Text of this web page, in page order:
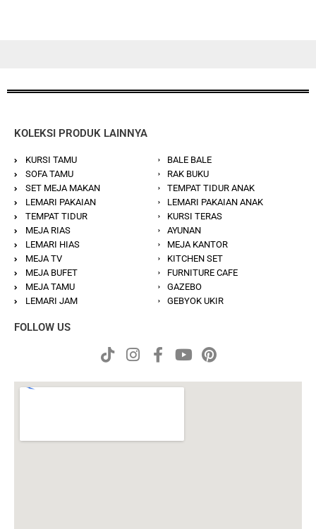
KOLEKSI PRODUK LAINNYA
KURSI TAMU
SOFA TAMU
SET MEJA MAKAN
LEMARI PAKAIAN
TEMPAT TIDUR
MEJA RIAS
LEMARI HIAS
MEJA TV
MEJA BUFET
MEJA TAMU
LEMARI JAM
BALE BALE
RAK BUKU
TEMPAT TIDUR ANAK
LEMARI PAKAIAN ANAK
KURSI TERAS
AYUNAN
MEJA KANTOR
KITCHEN SET
FURNITURE CAFE
GAZEBO
GEBYOK UKIR
FOLLOW US